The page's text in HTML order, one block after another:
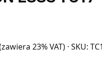
23% VAT) · SKU: